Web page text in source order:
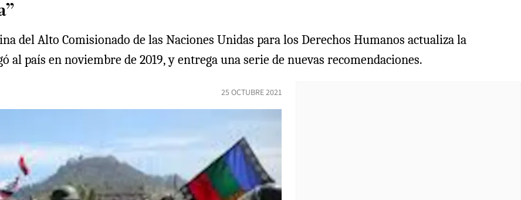
del Alto Comisionado de las Naciones Unidas para los Derechos Humanos actualiza la
país en noviembre de 2019, y entrega una serie de nuevas recomendaciones.
25 OCTUBRE 2021